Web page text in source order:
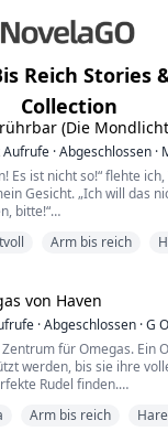
Reich Stories
Collection
(Die
Aufrufe ·Abgeschlossen ·
Es ist nicht so!“ flehte
Gesicht. „Ich will das
bitte!“
große Hand packte
und würgte, während
brannte und mich
den Ner...
Arm bis reich
von Haven
·Abgeschlossen ·G
für Omegas. Ein
werden, bis sie ihre
Rudel finden.
wurde mir versprochen.
Arm bis reich